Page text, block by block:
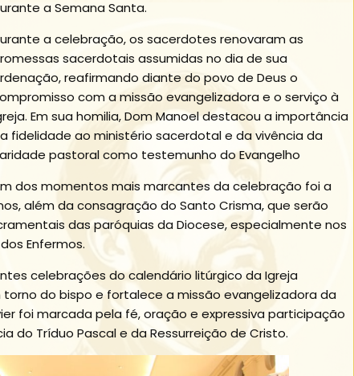
a Semana Santa.
a celebração, os sacerdotes renovaram as
sacerdotais assumidas no dia de sua
reafirmando diante do povo de Deus o
com a missão evangelizadora e o serviço à
Em sua homilia, Dom Manoel destacou a importância
fidelidade ao ministério sacerdotal e da vivência da
pastoral como testemunho do Evangelho
dos momentos mais marcantes da celebração foi a
além da consagração do Santo Crisma, que serão
das paróquias da Diocese, especialmente nos
Enfermos.
celebrações do calendário litúrgico da Igreja
do bispo e fortalece a missão evangelizadora da
foi marcada pela fé, oração e expressiva participação
do Tríduo Pascal e da Ressurreição de Cristo.